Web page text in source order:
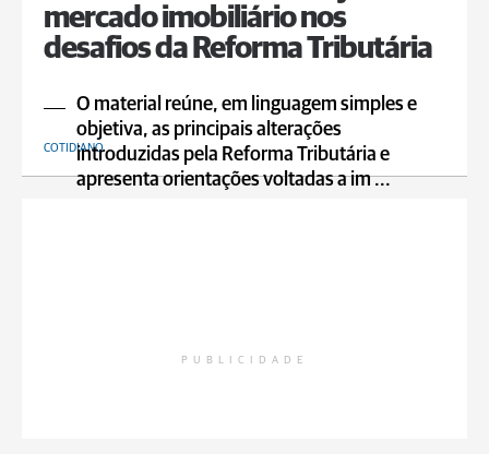
mercado imobiliário nos
desafios da Reforma Tributária
O material reúne, em linguagem simples e
objetiva, as principais alterações
introduzidas pela Reforma Tributária e
apresenta orientações voltadas a im ...
COTIDIANO
PUBLICIDADE